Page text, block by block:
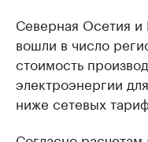
Северная Осетия и
вошли в число
стоимость
электроэнергии
ниже сетевых